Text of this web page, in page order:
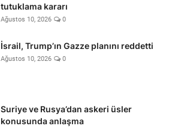
tutuklama kararı
Ağustos 10, 2026 0
İsrail, Trump’ın Gazze planını reddetti
Ağustos 10, 2026 0
Suriye ve Rusya’dan askeri üsler
konusunda anlaşma